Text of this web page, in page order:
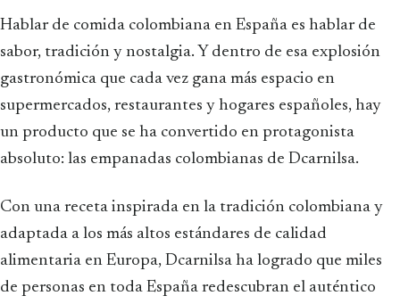
Hablar de comida colombiana en España es hablar de
sabor, tradición y nostalgia. Y dentro de esa explosión
gastronómica que cada vez gana más espacio en
supermercados, restaurantes y hogares españoles, hay
un producto que se ha convertido en protagonista
absoluto: las empanadas colombianas de Dcarnilsa.
Con una receta inspirada en la tradición colombiana y
adaptada a los más altos estándares de calidad
alimentaria en Europa, Dcarnilsa ha logrado que miles
de personas en toda España redescubran el auténtico